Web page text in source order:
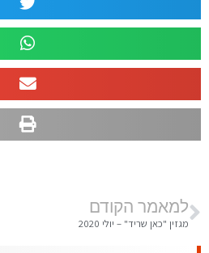
למאמר הקודם
מגזין "כאן שריד" – יולי 2020